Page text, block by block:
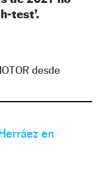
test’.
desde
en